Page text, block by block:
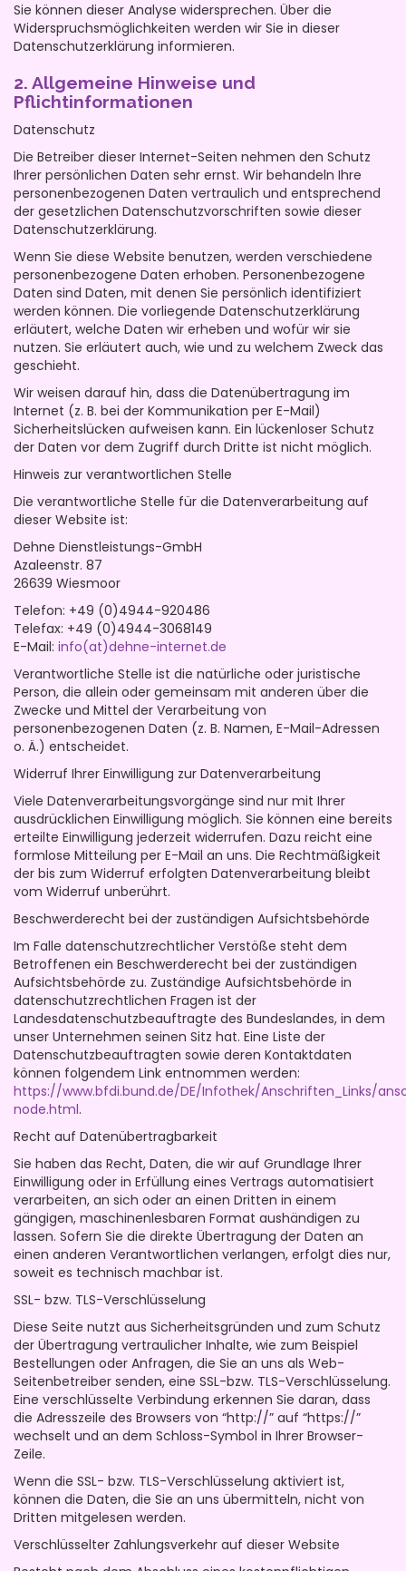
Sie können dieser Analyse widersprechen. Über die
Widerspruchsmöglichkeiten werden wir Sie in dieser
Datenschutzerklärung informieren.
2. Allgemeine Hinweise und
Pflichtinformationen
Datenschutz
Die Betreiber dieser Internet-Seiten nehmen den Schutz
Ihrer persönlichen Daten sehr ernst. Wir behandeln Ihre
personenbezogenen Daten vertraulich und entsprechend
der gesetzlichen Datenschutzvorschriften sowie dieser
Datenschutzerklärung.
Wenn Sie diese Website benutzen, werden verschiedene
personenbezogene Daten erhoben. Personenbezogene
Daten sind Daten, mit denen Sie persönlich identifiziert
werden können. Die vorliegende Datenschutzerklärung
erläutert, welche Daten wir erheben und wofür wir sie
nutzen. Sie erläutert auch, wie und zu welchem Zweck das
geschieht.
Wir weisen darauf hin, dass die Datenübertragung im
Internet (z. B. bei der Kommunikation per E-Mail)
Sicherheitslücken aufweisen kann. Ein lückenloser Schutz
der Daten vor dem Zugriff durch Dritte ist nicht möglich.
Hinweis zur verantwortlichen Stelle
Die verantwortliche Stelle für die Datenverarbeitung auf
dieser Website ist:
Dehne Dienstleistungs-GmbH
Azaleenstr. 87
26639 Wiesmoor
Telefon: +49 (0)4944-920486
Telefax: +49 (0)4944-3068149
E-Mail: info(at)dehne-internet.de
Verantwortliche Stelle ist die natürliche oder juristische
Person, die allein oder gemeinsam mit anderen über die
Zwecke und Mittel der Verarbeitung von
personenbezogenen Daten (z. B. Namen, E-Mail-Adressen
o. Ä.) entscheidet.
Widerruf Ihrer Einwilligung zur Datenverarbeitung
Viele Datenverarbeitungsvorgänge sind nur mit Ihrer
ausdrücklichen Einwilligung möglich. Sie können eine bereits
erteilte Einwilligung jederzeit widerrufen. Dazu reicht eine
formlose Mitteilung per E-Mail an uns. Die Rechtmäßigkeit
der bis zum Widerruf erfolgten Datenverarbeitung bleibt
vom Widerruf unberührt.
Beschwerderecht bei der zuständigen Aufsichtsbehörde
Im Falle datenschutzrechtlicher Verstöße steht dem
Betroffenen ein Beschwerderecht bei der zuständigen
Aufsichtsbehörde zu. Zuständige Aufsichtsbehörde in
datenschutzrechtlichen Fragen ist der
Landesdatenschutzbeauftragte des Bundeslandes, in dem
unser Unternehmen seinen Sitz hat. Eine Liste der
Datenschutzbeauftragten sowie deren Kontaktdaten
können folgendem Link entnommen werden:
https://www.bfdi.bund.de/DE/Infothek/Anschriften_Links/
node.html.
Recht auf Datenübertragbarkeit
Sie haben das Recht, Daten, die wir auf Grundlage Ihrer
Einwilligung oder in Erfüllung eines Vertrags automatisiert
verarbeiten, an sich oder an einen Dritten in einem
gängigen, maschinenlesbaren Format aushändigen zu
lassen. Sofern Sie die direkte Übertragung der Daten an
einen anderen Verantwortlichen verlangen, erfolgt dies nur,
soweit es technisch machbar ist.
SSL- bzw. TLS-Verschlüsselung
Diese Seite nutzt aus Sicherheitsgründen und zum Schutz
der Übertragung vertraulicher Inhalte, wie zum Beispiel
Bestellungen oder Anfragen, die Sie an uns als Web-
Seitenbetreiber senden, eine SSL-bzw. TLS-Verschlüsselung.
Eine verschlüsselte Verbindung erkennen Sie daran, dass
die Adresszeile des Browsers von “http://” auf “https://”
wechselt und an dem Schloss-Symbol in Ihrer Browser-
Zeile.
Wenn die SSL- bzw. TLS-Verschlüsselung aktiviert ist,
können die Daten, die Sie an uns übermitteln, nicht von
Dritten mitgelesen werden.
Verschlüsselter Zahlungsverkehr auf dieser Website